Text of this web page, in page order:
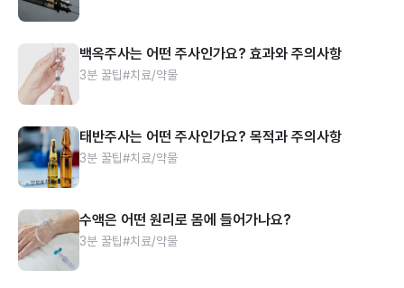
백옥주사는 어떤 주사인가요? 효과와 주의사항
3분 꿀팁#치료/약물
태반주사는 어떤 주사인가요? 목적과 주의사항
3분 꿀팁#치료/약물
수액은 어떤 원리로 몸에 들어가나요?
3분 꿀팁#치료/약물